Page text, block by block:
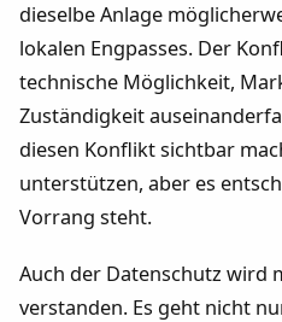
dieselbe Anlage
lokalen Engpasses. Der
technische Möglichkeit,
Zuständigkeit
diesen Konflikt sichtbar
unterstützen, aber es
Vorrang steht.
Auch der Datenschutz wird
verstanden. Es geht nicht